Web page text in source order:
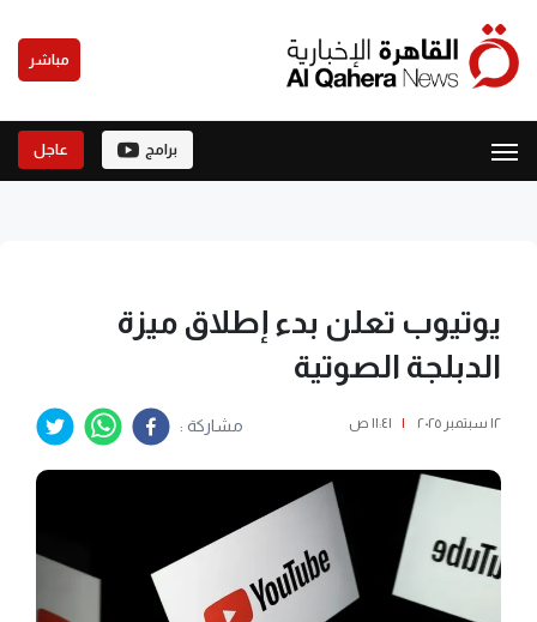
مباشر
برامج عاجل
يوتيوب تعلن بدء إطلاق ميزة
الدبلجة الصوتية
١٢ سبتمبر ٢٠٢٥ | ١١:٤١ ص مشاركة :